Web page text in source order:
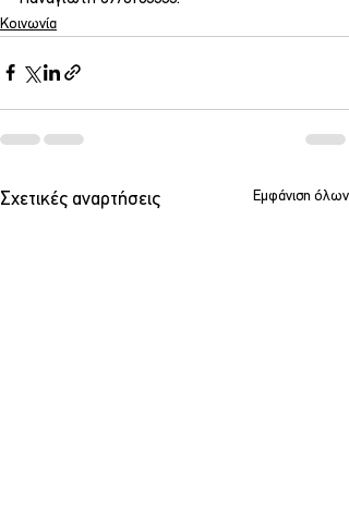
Κοινωνία
Σχετικές αναρτήσεις Εμφάνιση όλων